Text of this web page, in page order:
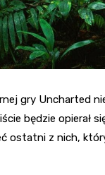
gry Uncharted
będzie opierał
ostatni z nich,